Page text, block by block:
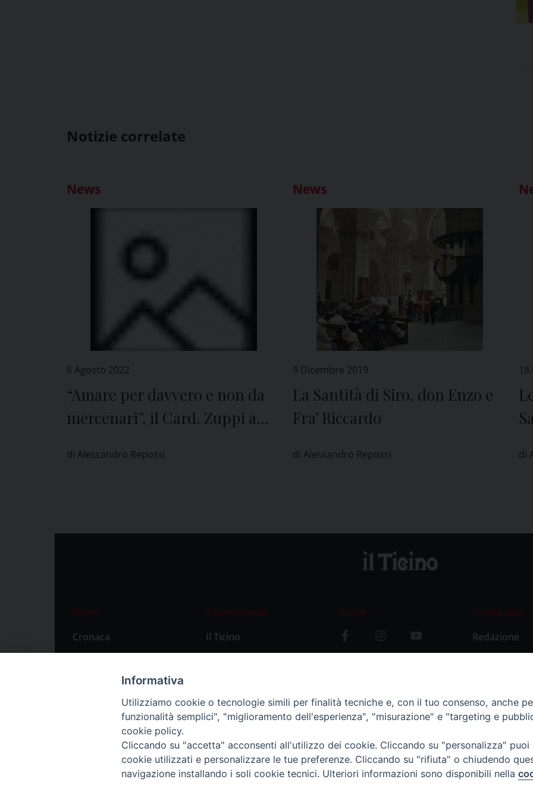
Notizie correlate
News
6 Agosto 2022
“Amare per davvero e non da
mercenari”, il Card. Zuppi a
di Alessandro Repossi
News
9 Dicembre 2019
La Santità di Siro, don Enzo e
Fra’ Riccardo
di Alessandro Repossi di
News
Cronaca
Attualità
Primo Piano
Il settimanale
Il Ticino
Abbonamenti
Social
L’editoriale
Redazione
Storia
Informativa
Utilizziamo cookie o tecnologie simili per finalità tecniche e, con il tuo consenso, anche
funzionalità semplici", "miglioramento dell'esperienza", "misurazione" e "targeting e
cookie policy.
Cliccando su "accetta" acconsenti all'utilizzo dei cookie. Cliccando su "personalizza"
cookie utilizzati e personalizzare le tue preferenze. Cliccando su "rifiuta" o chiudendo
navigazione installando i soli cookie tecnici. Ulteriori informazioni sono disponibili nella